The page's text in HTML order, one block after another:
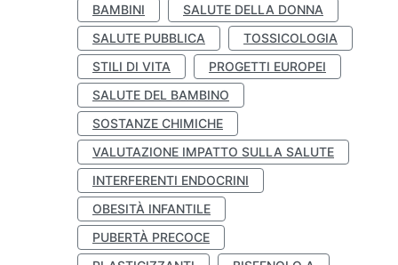
BAMBINI
SALUTE DELLA DONNA
SALUTE PUBBLICA
TOSSICOLOGIA
STILI DI VITA
PROGETTI EUROPEI
SALUTE DEL BAMBINO
SOSTANZE CHIMICHE
VALUTAZIONE IMPATTO SULLA SALUTE
INTERFERENTI ENDOCRINI
OBESITÀ INFANTILE
PUBERTÀ PRECOCE